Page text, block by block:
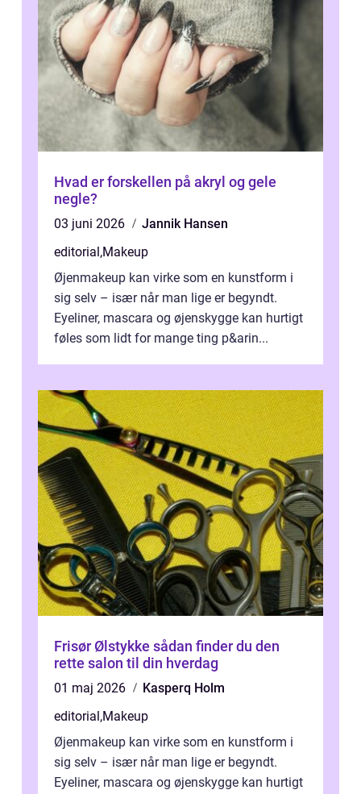
Hvad er forskellen på akryl og gele
negle?
03 juni 2026
Jannik Hansen
editorial ,Makeup
Øjenmakeup kan virke som en kunstform i
sig selv – især når man lige er begyndt.
Eyeliner, mascara og øjenskygge kan hurtigt
føles som lidt for mange ting p&arin...
Frisør Ølstykke sådan finder du den
rette salon til din hverdag
01 maj 2026
Kasperq Holm
editorial ,Makeup
Øjenmakeup kan virke som en kunstform i
sig selv – især når man lige er begyndt.
Eyeliner, mascara og øjenskygge kan hurtigt